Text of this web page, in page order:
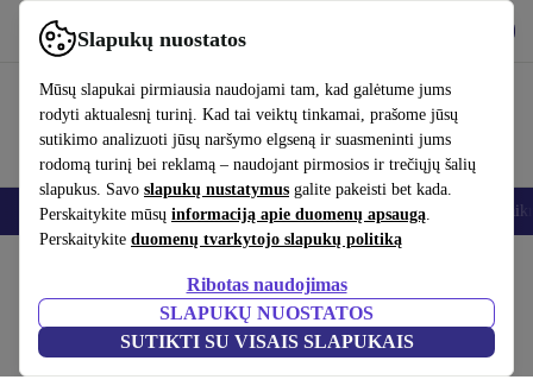
Slapukų nuostatos
Mūsų slapukai pirmiausia naudojami tam, kad galėtume jums
rodyti aktualesnį turinį. Kad tai veiktų tinkamai, prašome jūsų
sutikimo analizuoti jūsų naršymo elgseną ir suasmeninti jums
rodomą turinį bei reklamą – naudojant pirmosios ir trečiųjų šalių
slapukus. Savo slapukų nustatymus galite pakeisti bet kada.
Perskaitykite mūsų informaciją apie duomenų apsaugą.
Perskaitykite duomenų tvarkytojo slapukų politiką
Ribotas naudojimas
SLAPUKŲ NUOSTATOS
SUTIKTI SU VISAIS SLAPUKAIS
Naudok refurbed greitai ir paprastai
Išmanieji telefonai Nešiojamieji kompiuteriai Planšetės Išmanieji
Mamizo kūdikis vaikiška aptvara
baltas